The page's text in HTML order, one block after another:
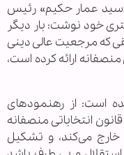
«سید عمار حکیم» رئیس
خود نوشت: بار دیگر
که مرجعیت عالی دینی
ارائه کرده است،
است: از رهنمود‌های
انتخاباتی منصفانه
خارج می‌کند، و تشکیل